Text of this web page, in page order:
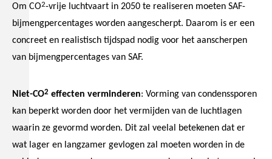
Om CO2-vrije luchtvaart in 2050 te realiseren moeten SAF-
bijmengpercentages worden aangescherpt. Daarom is er een
concreet en realistisch tijdspad nodig voor het aanscherpen
van bijmengpercentages van SAF.
Niet-CO2 effecten verminderen: Vorming van condenssporen
kan beperkt worden door het vermijden van de luchtlagen
waarin ze gevormd worden. Dit zal veelal betekenen dat er
wat lager en langzamer gevlogen zal moeten worden in de